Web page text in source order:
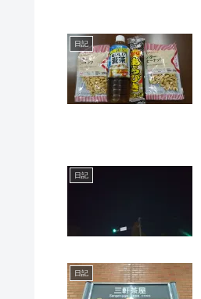
日記
日記
日記